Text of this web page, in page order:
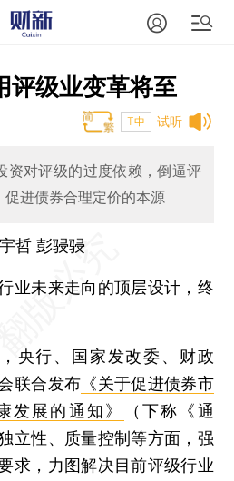
评级业变革将至
试听
T中
资对评级的过度依赖，倒逼评
进债券合理定价的本源
哲 彭骎骎
未来走向的顶层设计，终
行、国家发改委、财政
联合发布 《关于促进债券市
发展的通知》
（下称《通
立性、质量控制等方面，强
求，力图解决目前评级行业